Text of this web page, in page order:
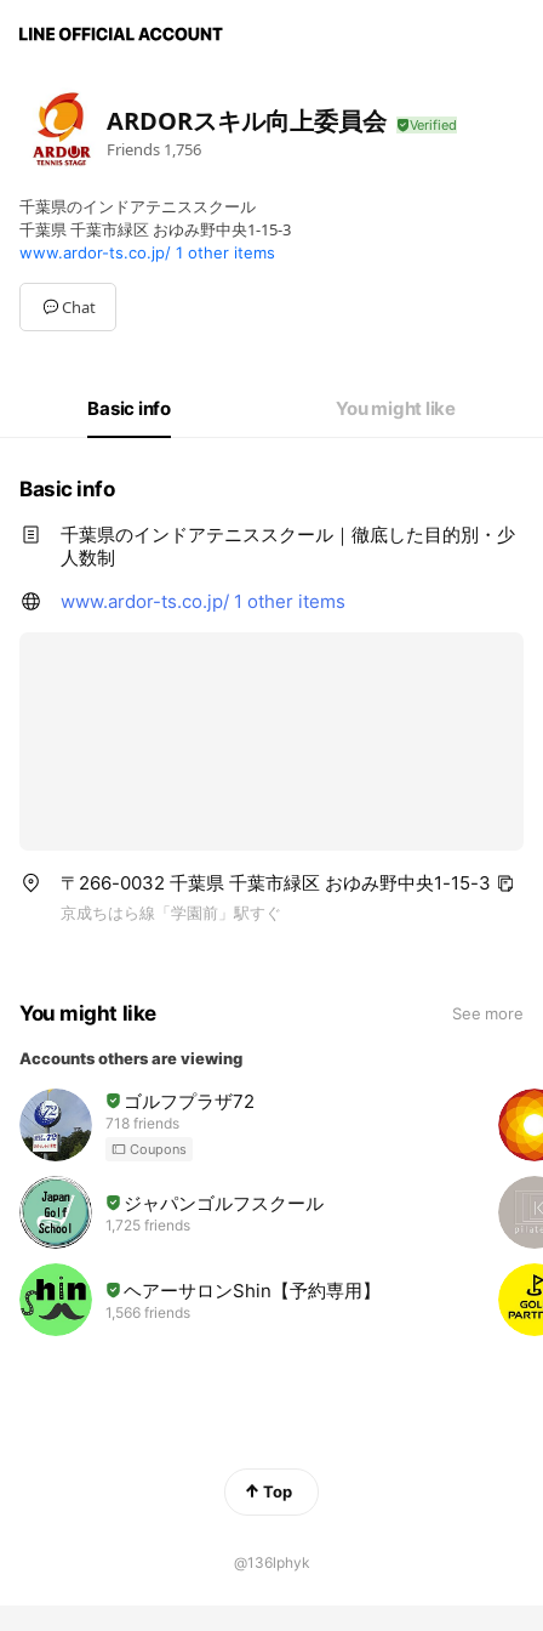
ARDORスキル向上委員会
Friends 1,756
千葉県のインドアテニススクール
千葉県 千葉市緑区 おゆみ野中央1-15-3
www.ardor-ts.co.jp/ 1 other items
Chat
Basic info You might like
Basic info
千葉県のインドアテニススクール｜徹底した目的別・少
人数制
www.ardor-ts.co.jp/ 1 other items
〒266-0032 千葉県 千葉市緑区 おゆみ野中央1-15-3
京成ちはら線「学園前」駅すぐ
You might like See more
Accounts others are viewing
ゴルフプラザ72
718 friends
Coupons
ジャパンゴルフスクール
1,725 friends
ヘアーサロンShin【予約専用】
1,566 friends
Top
@136lphyk